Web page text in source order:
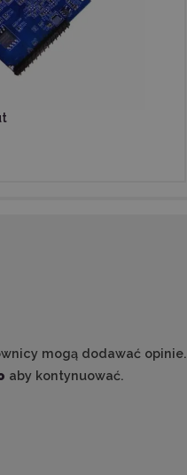
mogą dodawać opinie.
aby kontynuować.